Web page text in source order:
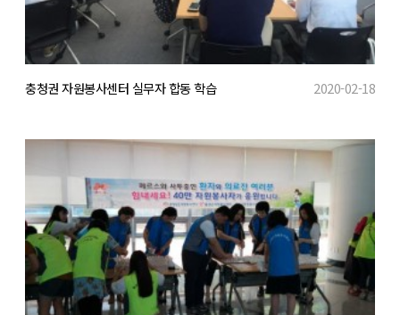
충청권 자원봉사센터 실무자 합동 학습 2020-02-18